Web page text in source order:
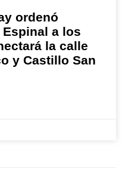
ordenó
a los
la calle
y Castillo San